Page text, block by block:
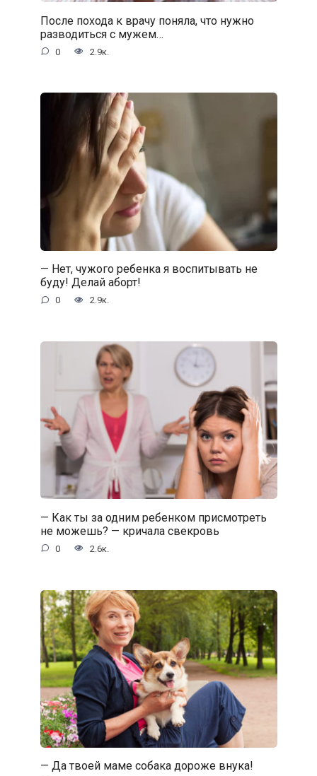
После похода к врачу поняла, что нужно
разводиться с мужем…
0 2.9к.
— Нет, чужого ребенка я воспитывать не
буду! Делай аборт!
0 2.9к.
— Как ты за одним ребенком присмотреть
не можешь? — кричала свекровь
0 2.6к.
— Да твоей маме собака дороже внука!